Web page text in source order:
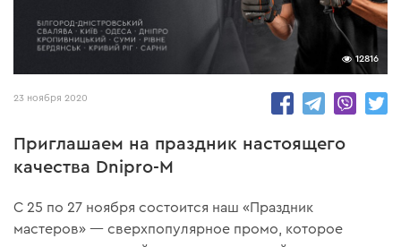
12816
23 ноября 2020
Приглашаем на праздник настоящего
качества Dnipro-M
С 25 по 27 ноября состоится наш «Праздник
мастеров» — сверхпопулярное промо, которое